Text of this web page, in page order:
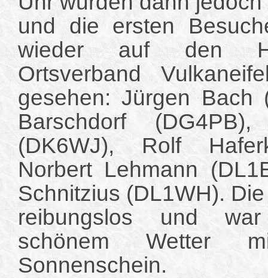
und die ersten
wieder auf den
Ortsverband
gesehen: Jürgen Bach
Barschdorf
(DK6WJ), Rolf
Norbert Lehmann
Schnitzius (DL1WH).
reibungslos und
schönem Wetter
Sonnenschein.